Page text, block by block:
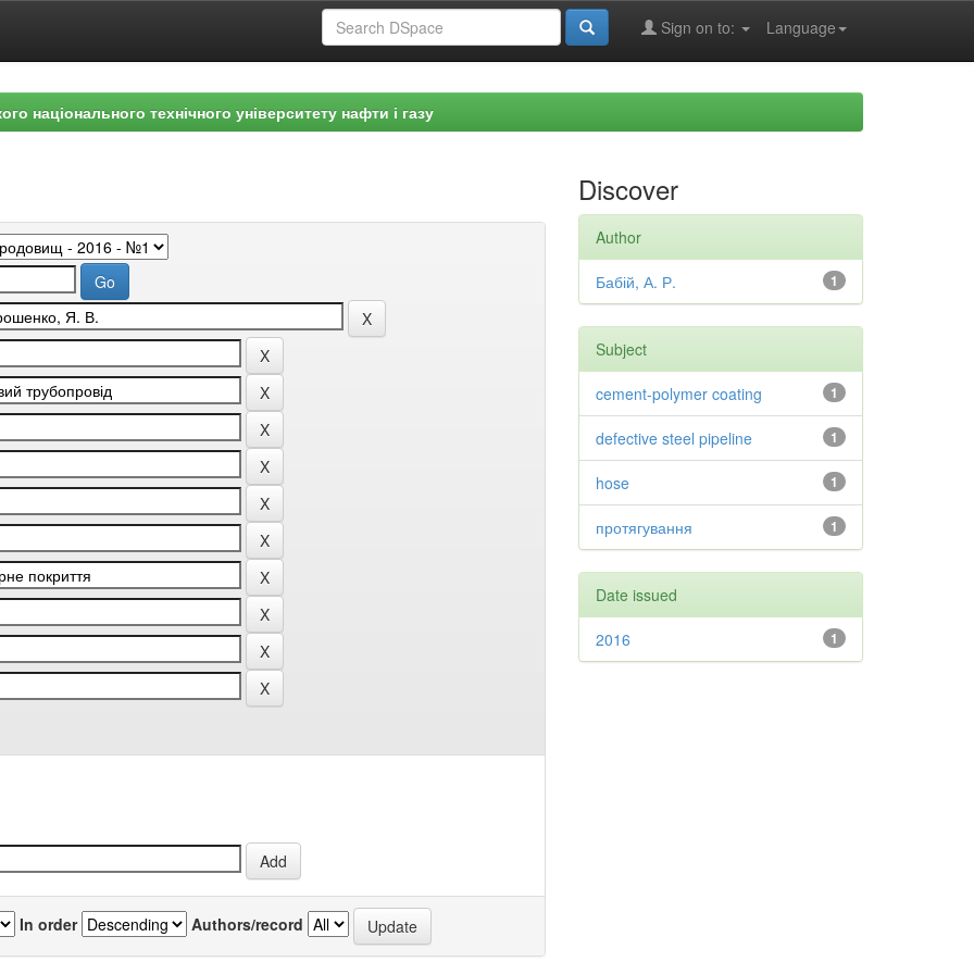
Language
Sign on to:
національного технічного університету нафти і газу
In order Authors/record
Discover
Author
1
Бабій, А. Р.
Subject
1
cement-polymer coating
1
defective steel pipeline
1
hose
1
протягування
Date issued
1
2016